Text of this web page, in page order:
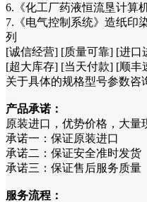
6.《化工厂药液恒流垦计算
7.《电气控制系统》造纸印
列
[诚信经营] [质量可靠] [进口
[超大库存] [当天付款] [顺丰
关于具体的规格型号参数咨
产品承诺：
原装进口，优势价格，大量
承诺一：保证原装进口
承诺二：保证安全准时发货
承诺三：保证售后服务质量
服务流程：